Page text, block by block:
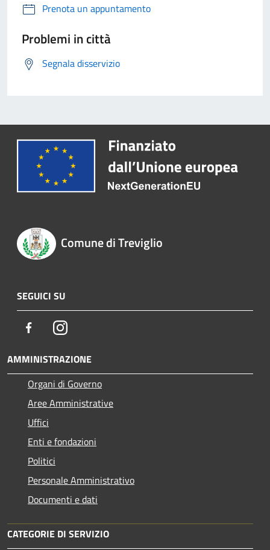
Prenota un appuntamento
Problemi in città
Segnala disservizio
Comune di Treviglio
SEGUICI SU
FacebookInstagram
AMMINISTRAZIONE
Organi di Governo
Aree Amministrative
Uffici
Enti e fondazioni
Politici
Personale Amministrativo
Documenti e dati
CATEGORIE DI SERVIZIO